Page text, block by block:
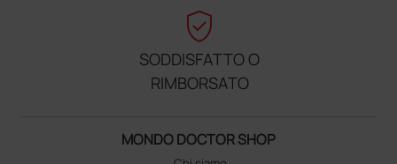
verified_user
SODDISFATTO O
RIMBORSATO
MONDO DOCTOR SHOP